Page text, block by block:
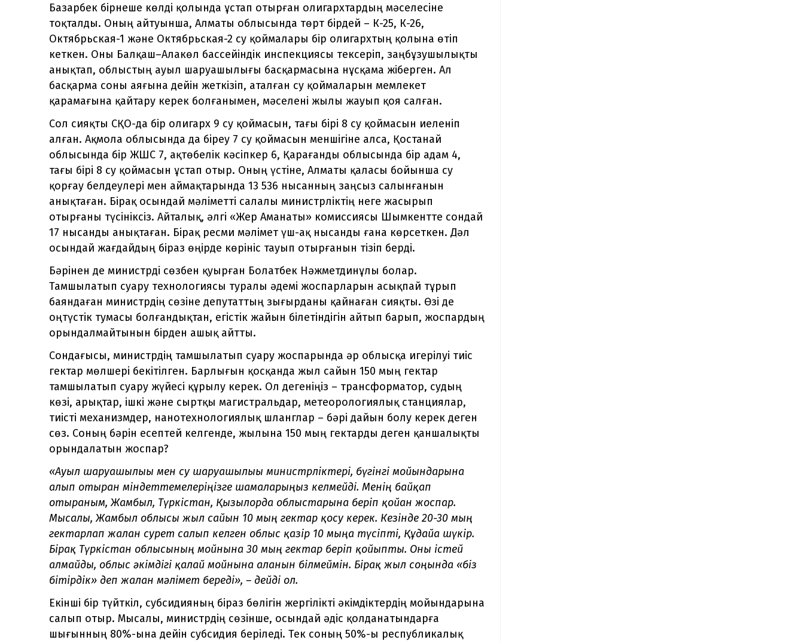
Базарбек бірнеше көлді қолында ұстап отырған олигархтардың мәселесіне
тоқталды. Оның айтуынша, Алматы облысында төрт бірдей ­– К-25, К-26,
Октябрьская-1 және Октябрьская-2 су қоймалары бір олигархтың қолына өтіп
кеткен. Оны Балқаш–Алакөл бассейіндік инспекциясы тексеріп, заңбұзушылықты
анықтап, облыстың ауыл шаруашылығы басқармасына нұсқама жіберген. Ал
басқарма соны аяғына дейін жеткізіп, аталған су қоймаларын мемлекет
қарамағына қайтару керек болғанымен, мәселені жылы жауып қоя салған.
Сол сияқты СҚО-да бір олигарх 9 су қоймасын, тағы бірі 8 су қоймасын иеленіп
алған. Ақмола облысында да біреу 7 су қоймасын меншігіне алса, Қостанай
облысында бір ЖШС 7, ақтөбелік кәсіпкер 6, Қарағанды облысында бір адам 4,
тағы бірі 8 су қоймасын ұстап отыр. Оның үстіне, Алматы қаласы бойынша су
қорғау белдеулері мен аймақтарында 13 536 нысанның заңсыз салынғанын
анықтаған. Бірақ осындай мәліметті салалы министрліктің неге жасырып
отырғаны түсініксіз. Айталық, әлгі «Жер Аманаты» комиссиясы Шымкентте сондай
17 нысанды анықтаған. Бірақ ресми мәлімет үш-ақ нысанды ғана көрсеткен. Дәл
осындай жағдайдың біраз өңірде көрініс тауып отырғанын тізіп берді.
Бәрінен де министрді сөзбен қуырған Болатбек Нәжметдинұлы болар.
Тамшылатып суару технологиясы туралы әдемі жоспарларын асықпай тұрып
баяндаған министрдің сөзіне депутаттың зығырданы қайнаған сияқты. Өзі де
оңтүстік тумасы болғандықтан, егістік жайын білетіндігін айтып барып, жоспардың
орындалмайтынын бірден ашық айтты.
Сондағысы, министрдің тамшылатып суару жоспарында әр облысқа игерілуі тиіс
гектар мөлшері бекітілген. Барлығын қосқанда жыл сайын 150 мың гектар
тамшылатып суару жүйесі құрылу керек. Ол дегеніңіз – трансформатор, судың
көзі, арықтар, ішкі және сыртқы магистральдар, метеорологиялық станциялар,
тиісті механизмдер, нанотехнологиялық шланглар – бәрі дайын болу керек деген
сөз. Соның бәрін есептей келгенде, жылына 150 мың гектарды деген қаншалықты
орындалатын жоспар?
«Ауыл шаруашылығы мен су шаруашылығы министрліктері, бүгінгі мойындарына
алып отырған міндеттемелеріңізге шамаларыңыз келмейді. Менің байқап
отырғаным, Жамбыл, Түркістан, Қызылорда облыстарына беріп қойған жоспар.
Мысалы, Жамбыл облысы жыл сайын 10 мың гектар қосу керек. Кезінде 20-30 мың
гектарлап жалған сурет салып келген облыс қазір 10 мыңға түсіпті, Құдайға шүкір.
Бірақ Түркістан облысының мойнына 30 мың гектар беріп қойыпты. Оны істей
алмайды, облыс әкімдігі қалай мойнына алғанын білмеймін. Бірақ жыл соңында «біз
бітірдік» деп жалған мәлімет береді», – дейді ол.
Екінші бір түйткіл, субсидияның біраз бөлігін жергілікті әкімдіктердің мойындарына
салып отыр. Мысалы, министрдің сөзінше, осындай әдіс қолданатындарға
шығынның 80%-ына дейін субсидия беріледі. Тек соның 50%-ы республикалық